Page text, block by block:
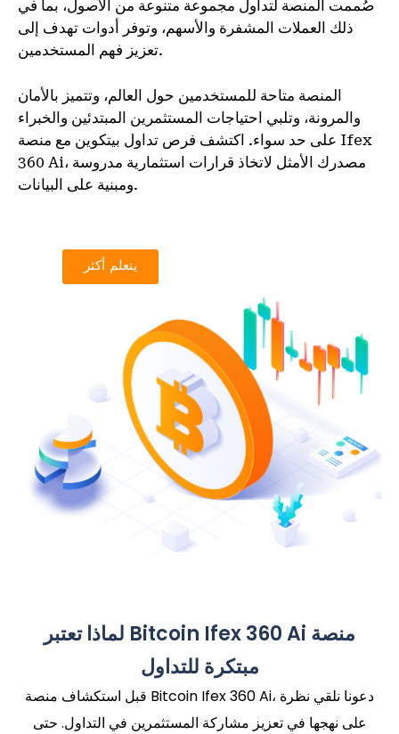
صُممت المنصة لتداول مجموعة متنوعة من الأصول، بما في
ذلك العملات المشفرة والأسهم، وتوفر أدوات تهدف إلى
تعزيز فهم المستخدمين.
المنصة متاحة للمستخدمين حول العالم، وتتميز بالأمان
والمرونة، وتلبي احتياجات المستثمرين المبتدئين والخبراء
على حد سواء. اكتشف فرص تداول بيتكوين مع منصة Ifex
360 Ai، مصدرك الأمثل لاتخاذ قرارات استثمارية مدروسة
ومبنية على البيانات.
يتعلم أكثر
لماذا تعتبر Bitcoin Ifex 360 Ai منصة
مبتكرة للتداول
قبل استكشاف منصة Bitcoin Ifex 360 Ai، دعونا نلقي نظرة
على نهجها في تعزيز مشاركة المستثمرين في التداول. حتى